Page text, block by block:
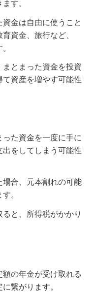
す。
資金は自由に使うこと
資金、旅行など、
まとまった資金を投資
資産を増やす可能性
った資金を一度に手に
出をしてしまう可能性
場合、元本割れの可能
。
ると、所得税がかかり
額の年金が受け取れる
繋がります。